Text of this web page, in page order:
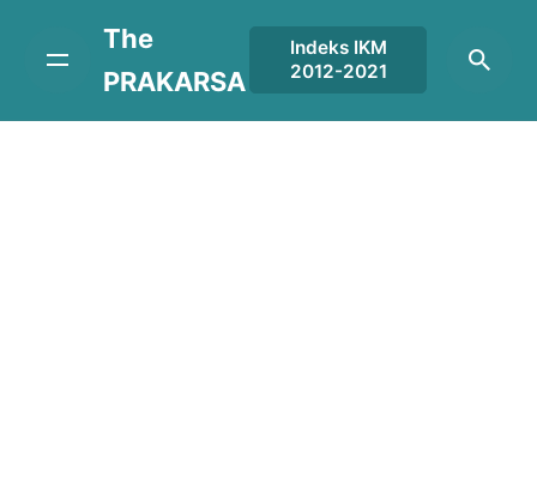
content
The
PRAKARSA
Indeks IKM
2012-2021